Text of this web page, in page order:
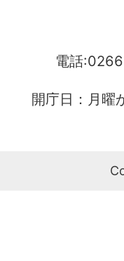
電話
開庁日：月曜